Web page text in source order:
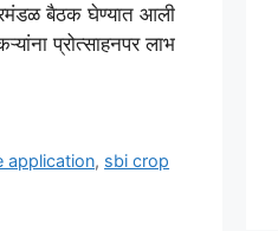
बैठक घेण्यात आली
प्रोत्साहनपर लाभ
application, sbi crop